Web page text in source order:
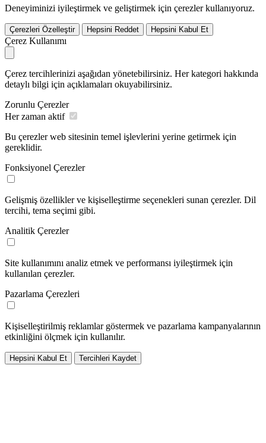
Deneyiminizi iyileştirmek ve geliştirmek için çerezler kullanıyoruz.
Çerezleri Özelleştir Hepsini Reddet Hepsini Kabul Et
Çerez Kullanımı
Çerez tercihlerinizi aşağıdan yönetebilirsiniz. Her kategori hakkında
detaylı bilgi için açıklamaları okuyabilirsiniz.
Zorunlu Çerezler
Her zaman aktif
Bu çerezler web sitesinin temel işlevlerini yerine getirmek için
gereklidir.
Fonksiyonel Çerezler
Gelişmiş özellikler ve kişiselleştirme seçenekleri sunan çerezler. Dil
tercihi, tema seçimi gibi.
Analitik Çerezler
Site kullanımını analiz etmek ve performansı iyileştirmek için
kullanılan çerezler.
Pazarlama Çerezleri
Kişiselleştirilmiş reklamlar göstermek ve pazarlama kampanyalarının
etkinliğini ölçmek için kullanılır.
Hepsini Kabul Et Tercihleri Kaydet